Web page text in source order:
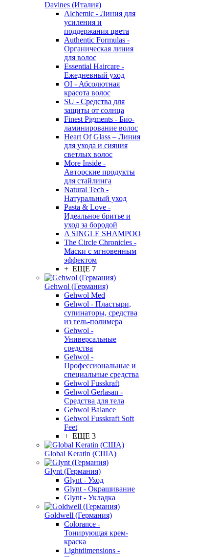
Davines (Италия)
Alchemic - Линия для
усиления и
поддержания цвета
Authentic Formulas -
Органическая линия
для волос
Essential Haircare -
Eжедневный уход
OI - Абсолютная
красота волос
SU - Средства для
защиты от солнца
Finest Pigments - Био-
ламинирование волос
Heart Of Glass – Линия
для ухода и сияния
светлых волос
More Inside -
Авторские продукты
для стайлинга
Natural Tech -
Натуральный уход
Pasta & Love -
Идеальное бритье и
уход за бородой
A SINGLE SHAMPOO
The Circle Chronicles -
Маски с мгновенным
эффектом
+ ЕЩЕ 7
Gehwol (Германия)
Gehwol Med
Gehwol - Пластыри,
супинаторы, средства
из гель-полимера
Gehwol -
Универсальные
средства
Gehwol -
Профессиональные и
специальные средства
Gehwol Fusskraft
Gehwol Gerlasan -
Средства для тела
Gehwol Balance
Gehwol Fusskraft Soft
Feet
+ ЕЩЕ 3
Global Keratin (США)
Glynt (Германия)
Glynt - Уход
Glynt - Окрашивание
Glynt - Укладка
Goldwell (Германия)
Colorance -
Тонирующая крем-
краска
Lightdimensions -